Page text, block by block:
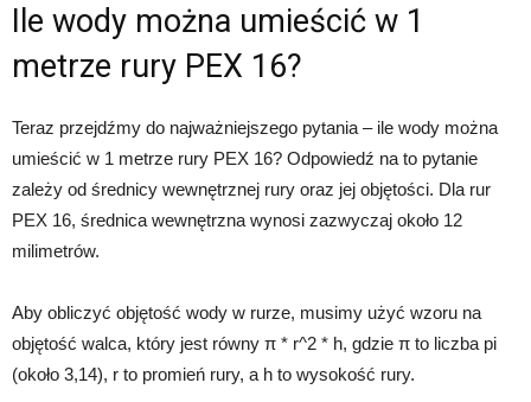
Ile wody można umieścić w 1
metrze rury PEX 16?
Teraz przejdźmy do najważniejszego pytania – ile wody można
umieścić w 1 metrze rury PEX 16? Odpowiedź na to pytanie
zależy od średnicy wewnętrznej rury oraz jej objętości. Dla rur
PEX 16, średnica wewnętrzna wynosi zazwyczaj około 12
milimetrów.
Aby obliczyć objętość wody w rurze, musimy użyć wzoru na
objętość walca, który jest równy π * r^2 * h, gdzie π to liczba pi
(około 3,14), r to promień rury, a h to wysokość rury.